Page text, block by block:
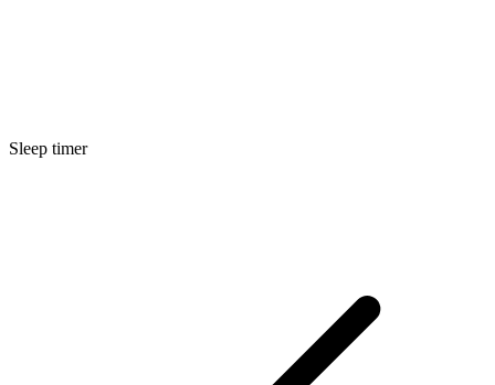
Sleep timer